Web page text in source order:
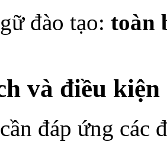
đào tạo: toàn
và điều
đáp ứng các